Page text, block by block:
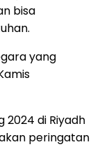
bisa
yang
2024 di Riyadh
peringatan